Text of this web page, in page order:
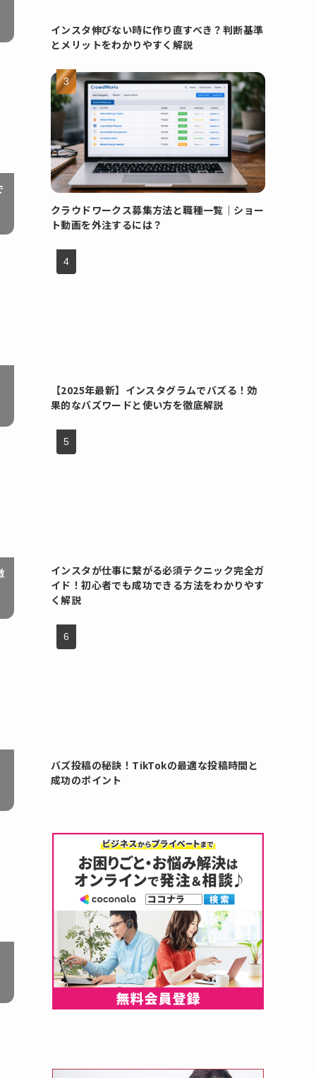
インスタ伸びない時に作り直すべき？判断基準
とメリットをわかりやすく解説
クラウドワークス募集方法と職種一覧｜ショー
ト動画を外注するには？
【2025年最新】インスタグラムでバズる！効
果的なバズワードと使い方を徹底解説
インスタが仕事に繋がる必須テクニック完全ガ
イド！初心者でも成功できる方法をわかりやす
く解説
バズ投稿の秘訣！TikTokの最適な投稿時間と
成功のポイント